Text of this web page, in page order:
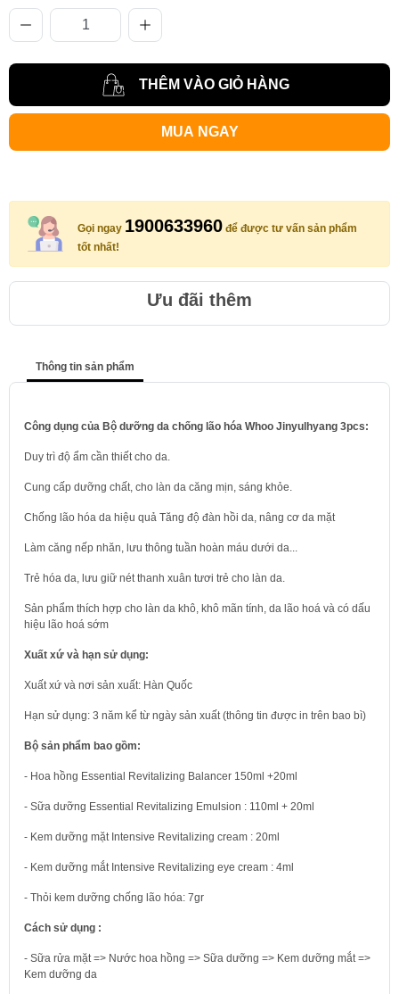
THÊM VÀO GIỎ HÀNG
MUA NGAY
Gọi ngay 1900633960 để được tư vấn sản phẩm
tốt nhất!
Ưu đãi thêm
Thông tin sản phẩm
Công dụng của Bộ dưỡng da chống lão hóa Whoo Jinyulhyang 3pcs:
Duy trì độ ẩm cần thiết cho da.
Cung cấp dưỡng chất, cho làn da căng mịn, sáng khỏe.
Chống lão hóa da hiệu quả Tăng độ đàn hồi da, nâng cơ da mặt
Làm căng nếp nhăn, lưu thông tuần hoàn máu dưới da...
Trẻ hóa da, lưu giữ nét thanh xuân tươi trẻ cho làn da.
Sản phẩm thích hợp cho làn da khô, khô mãn tính, da lão hoá và có dấu
hiệu lão hoá sớm
Xuất xứ và hạn sử dụng:
Xuất xứ và nơi sản xuất: Hàn Quốc
Hạn sử dụng: 3 năm kể từ ngày sản xuất (thông tin được in trên bao bì)
Bộ sản phẩm bao gồm:
- Hoa hồng Essential Revitalizing Balancer 150ml +20ml
- Sữa dưỡng Essential Revitalizing Emulsion : 110ml + 20ml
- Kem dưỡng mặt Intensive Revitalizing cream : 20ml
- Kem dưỡng mắt Intensive Revitalizing eye cream : 4ml
- Thỏi kem dưỡng chống lão hóa: 7gr
Cách sử dụng :
- Sữa rửa mặt => Nước hoa hồng => Sữa dưỡng => Kem dưỡng mắt =>
Kem dưỡng da